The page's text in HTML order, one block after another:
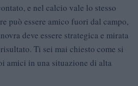
e nel calcio vale lo stesso
può essere amico fuori dal campo,
deve essere strategica e mirata
Ti sei mai chiesto come si
amici in una situazione di alta